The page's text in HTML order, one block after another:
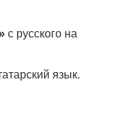
с русского на
язык.